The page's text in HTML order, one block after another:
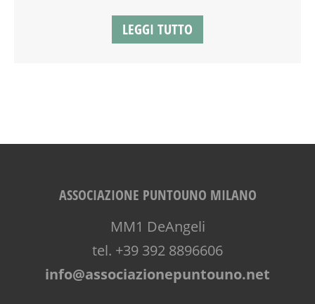
LEGGI TUTTO
ASSOCIAZIONE PUNTOUNO MILANO
MM1 DeAngeli
tel. +39 392 8896606
info@associazionepuntouno.net